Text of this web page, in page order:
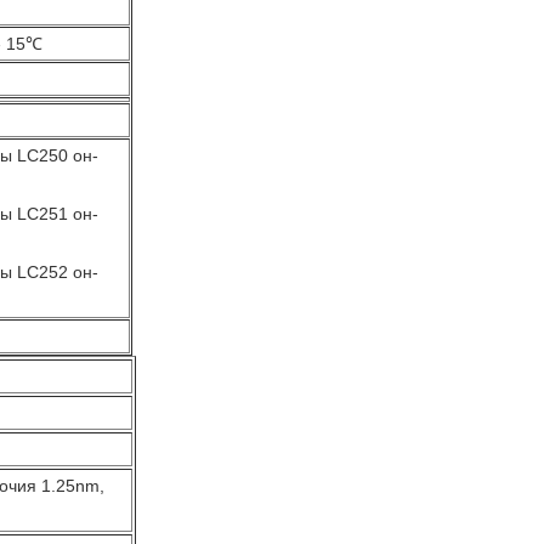
15℃
LC250 он-
LC251 он-
LC252 он-
1.25nm,